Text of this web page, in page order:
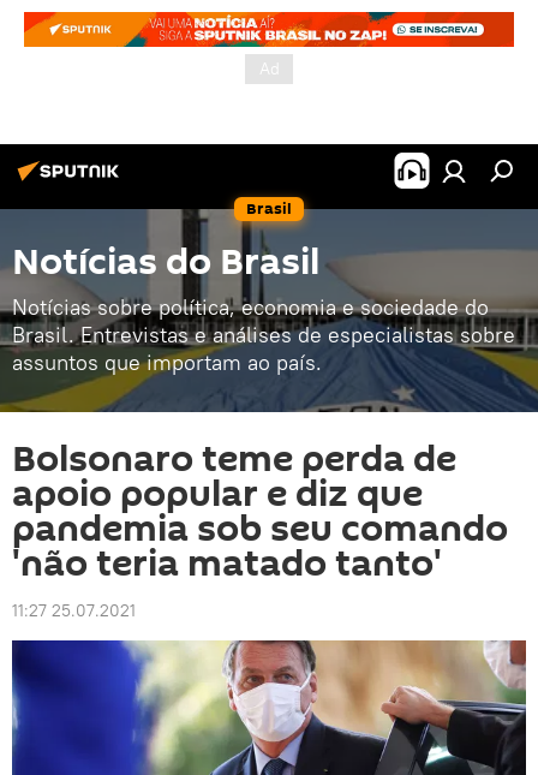
Brasil
Notícias do Brasil
Notícias sobre política, economia e sociedade do
Brasil. Entrevistas e análises de especialistas sobre
assuntos que importam ao país.
Bolsonaro teme perda de
apoio popular e diz que
pandemia sob seu comando
'não teria matado tanto'
11:27 25.07.2021